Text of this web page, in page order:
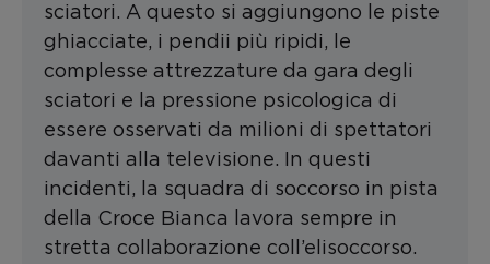
sciatori. A questo si aggiungono le piste
ghiacciate, i pendii più ripidi, le
complesse attrezzature da gara degli
sciatori e la pressione psicologica di
essere osservati da milioni di spettatori
davanti alla televisione. In questi
incidenti, la squadra di soccorso in pista
della Croce Bianca lavora sempre in
stretta collaborazione coll’elisoccorso.